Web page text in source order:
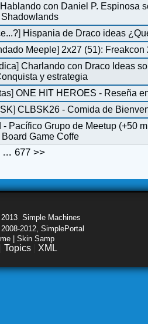
Hablando con Daniel P. Espinosa
] Hispania de Draco ideas
Meeple] 2x27 (51): Freakcon
]Charlando con Draco Ideas
y estrategia
]ONE HIT HEROES - Reseña
]CLBSK26 - Comida de
- Pacífico Grupo de Meetup (+50
Game Coffe
...677 >>
Simple Machines
2012, SimplePortal
| Skin Samp
Topics XML